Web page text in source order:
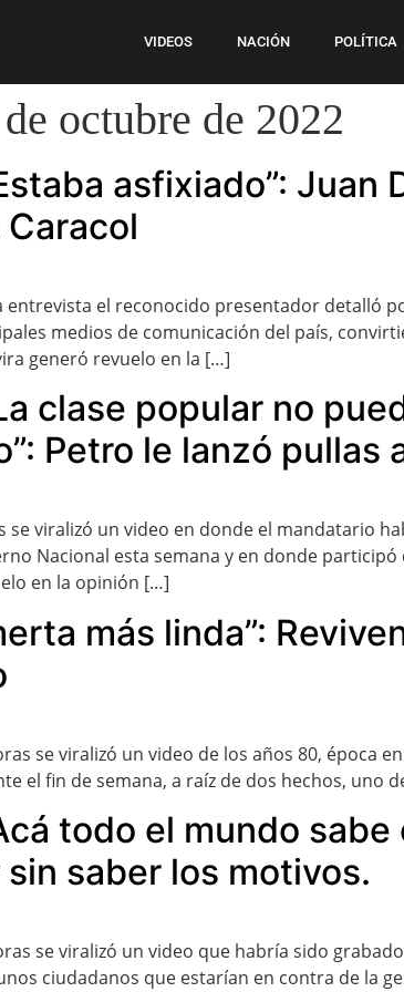
VIDEOS NACIÓN POLÍTICA
octubre de 2022
asfixiado”:
entrevista el reconocido presentador detalló
medios de comunicación del país,
generó revuelo en la […]
clase popular no
Petro le lanzó pullas
se viralizó un video en donde el mandatario
Nacional esta semana y en donde
en la opinión […]
más linda”:
se viralizó un video de los años 80, época
el fin de semana, a raíz de dos hechos, uno
todo el mundo
sin saber los motivos.
se viralizó un video que habría sido
ciudadanos que estarían en contra de la